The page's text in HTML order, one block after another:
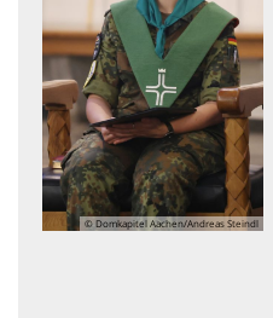
© Domkapitel Aachen/Andreas Steindl